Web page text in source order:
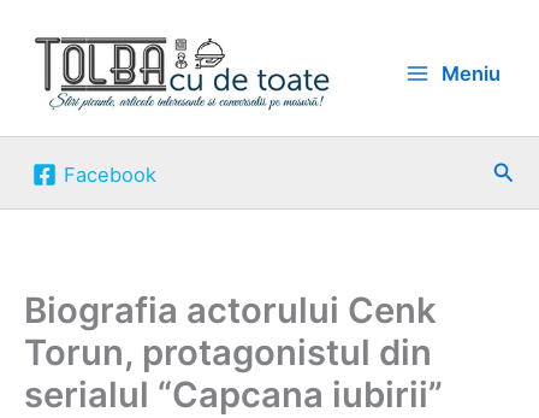
content
Meniu
Facebook
Biografia actorului Cenk
Torun, protagonistul din
serialul “Capcana iubirii”